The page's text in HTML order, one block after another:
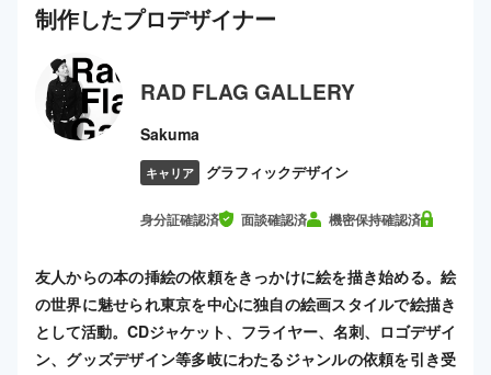
制作したプロデザイナー
RAD FLAG GALLERY
Sakuma
キャリア グラフィックデザイン
身分証確認済 面談確認済 機密保持確認済
友人からの本の挿絵の依頼をきっかけに絵を描き始める。絵
の世界に魅せられ東京を中心に独自の絵画スタイルで絵描き
として活動。CDジャケット、フライヤー、名刺、ロゴデザイ
ン、グッズデザイン等多岐にわたるジャンルの依頼を引き受